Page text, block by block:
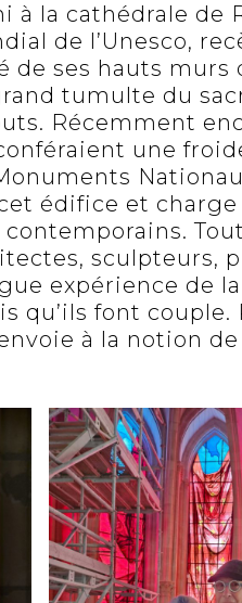
à la cathédrale de
de l’Unesco,
de ses hauts
tumulte du
Récemment
une
édifice et
sculpteurs,
expérience de
qu’ils font
à la notion